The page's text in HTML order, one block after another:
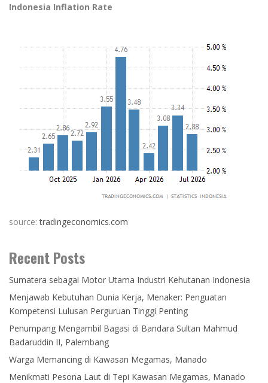
Indonesia Inflation Rate
source:tradingeconomics.com
Recent Posts
Sumatera sebagai Motor Utama Industri Kehutanan Indonesia
Menjawab Kebutuhan Dunia Kerja, Menaker: Penguatan
Kompetensi Lulusan Perguruan Tinggi Penting
Penumpang Mengambil Bagasi di Bandara Sultan Mahmud
Badaruddin II, Palembang
Warga Memancing di Kawasan Megamas, Manado
Menikmati Pesona Laut di Tepi Kawasan Megamas, Manado